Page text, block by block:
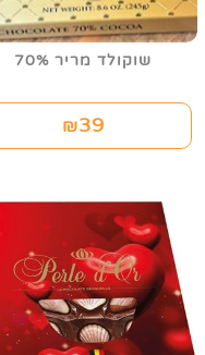
שוקולד מריר 70%
₪39